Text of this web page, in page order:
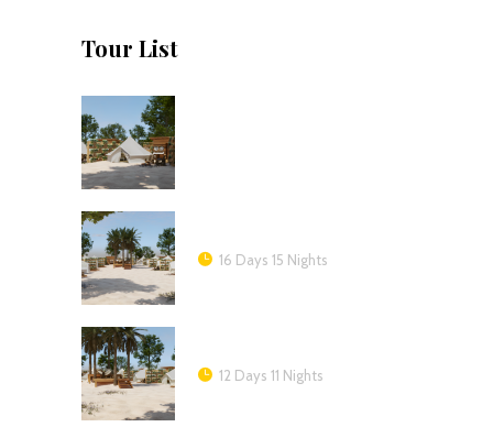
Tour List
16 Days 15 Nights
12 Days 11 Nights